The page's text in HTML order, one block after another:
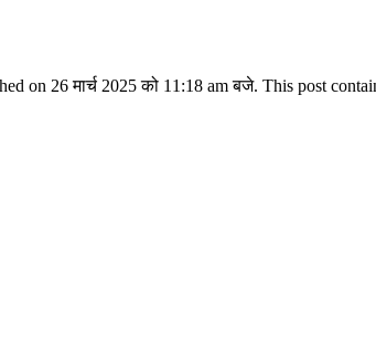
on 26 मार्च 2025 को 11:18 am बजे. This post